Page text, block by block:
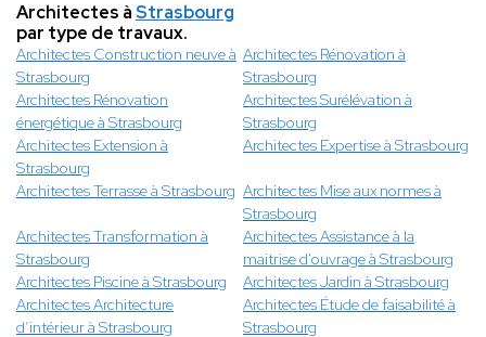
Architectes àStrasbourg
par type de travaux.
Architectes Construction neuve à
Strasbourg
Architectes Rénovation à
Strasbourg
Architectes Rénovation
énergétique à Strasbourg
Architectes Surélévation à
Strasbourg
Architectes Extension à
Strasbourg
Architectes Expertise à Strasbourg
Architectes Terrasse à Strasbourg Architectes Mise aux normes à
Strasbourg
Architectes Transformation à
Strasbourg
Architectes Assistance à la
maitrise d'ouvrage à Strasbourg
Architectes Piscine à Strasbourg
Architectes Jardin à Strasbourg
Architectes Architecture
d’intérieur à Strasbourg
Architectes Étude de faisabilité à
Strasbourg